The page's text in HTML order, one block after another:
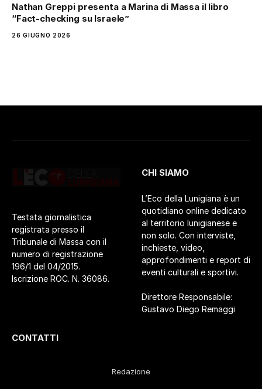
Nathan Greppi presenta a Marina di Massa il libro
“Fact-checking su Israele”
26 GIUGNO 2026
Testata giornalistica
registrata presso il
Tribunale di Massa con il
numero di registrazione
196/1 del 04/2015.
Iscrizione ROC. N. 36086.
CHI SIAMO
L’Eco della Lunigiana è un
quotidiano online dedicato
al territorio lunigianese e
non solo. Con interviste,
inchieste, video,
approfondimenti e report di
eventi culturali e sportivi.
Direttore Responsabile:
Gustavo Diego Remaggi
CONTATTI
Redazione